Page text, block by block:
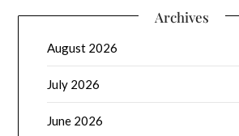
Archives
August 2026
July 2026
June 2026